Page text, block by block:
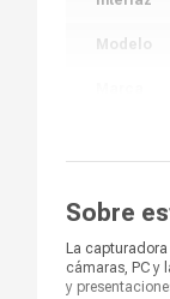
Modelo
Sobre
La
cámaras, PC y
y